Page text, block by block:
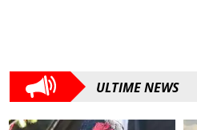
ULTIME NEWS